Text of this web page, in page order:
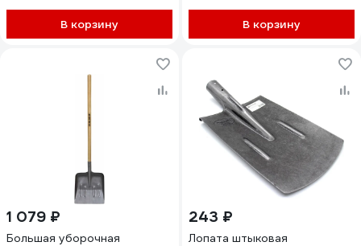
В корзину В корзину
1 079 ₽
Большая уборочная
243 ₽
Лопата штыковая